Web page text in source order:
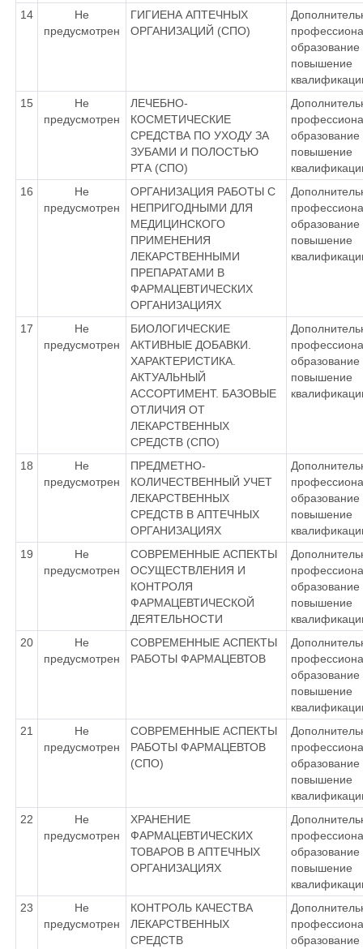
14
Не
предусмотрен
ГИГИЕНА АПТЕЧНЫХ
ОРГАНИЗАЦИЙ (СПО)
образование
повышение
15
Не
предусмотрен
ЛЕЧЕБНО-
КОСМЕТИЧЕСКИЕ
СРЕДСТВА ПО УХОДУ ЗА
ЗУБАМИ И ПОЛОСТЬЮ
РТА (СПО)
образование
повышение
16
Не
предусмотрен
ОРГАНИЗАЦИЯ РАБОТЫ С
НЕПРИГОДНЫМИ ДЛЯ
МЕДИЦИНСКОГО
ПРИМЕНЕНИЯ
ЛЕКАРСТВЕННЫМИ
ПРЕПАРАТАМИ В
ФАРМАЦЕВТИЧЕСКИХ
ОРГАНИЗАЦИЯХ
образование
повышение
17
Не
предусмотрен
БИОЛОГИЧЕСКИЕ
АКТИВНЫЕ ДОБАВКИ.
ХАРАКТЕРИСТИКА.
АКТУАЛЬНЫЙ
АССОРТИМЕНТ. БАЗОВЫЕ
ОТЛИЧИЯ ОТ
ЛЕКАРСТВЕННЫХ
СРЕДСТВ (СПО)
образование
повышение
18
Не
предусмотрен
ПРЕДМЕТНО-
КОЛИЧЕСТВЕННЫЙ УЧЕТ
ЛЕКАРСТВЕННЫХ
СРЕДСТВ В АПТЕЧНЫХ
ОРГАНИЗАЦИЯХ
образование
повышение
19
Не
предусмотрен
СОВРЕМЕННЫЕ АСПЕКТЫ
ОСУЩЕСТВЛЕНИЯ И
КОНТРОЛЯ
ФАРМАЦЕВТИЧЕСКОЙ
ДЕЯТЕЛЬНОСТИ
образование
повышение
20
Не
предусмотрен
СОВРЕМЕННЫЕ АСПЕКТЫ
РАБОТЫ ФАРМАЦЕВТОВ
образование
повышение
21
Не
предусмотрен
СОВРЕМЕННЫЕ АСПЕКТЫ
РАБОТЫ ФАРМАЦЕВТОВ
(СПО)
образование
повышение
22
Не
предусмотрен
ХРАНЕНИЕ
ФАРМАЦЕВТИЧЕСКИХ
ТОВАРОВ В АПТЕЧНЫХ
ОРГАНИЗАЦИЯХ
образование
повышение
23
Не
предусмотрен
КОНТРОЛЬ КАЧЕСТВА
ЛЕКАРСТВЕННЫХ
СРЕДСТВ
образование